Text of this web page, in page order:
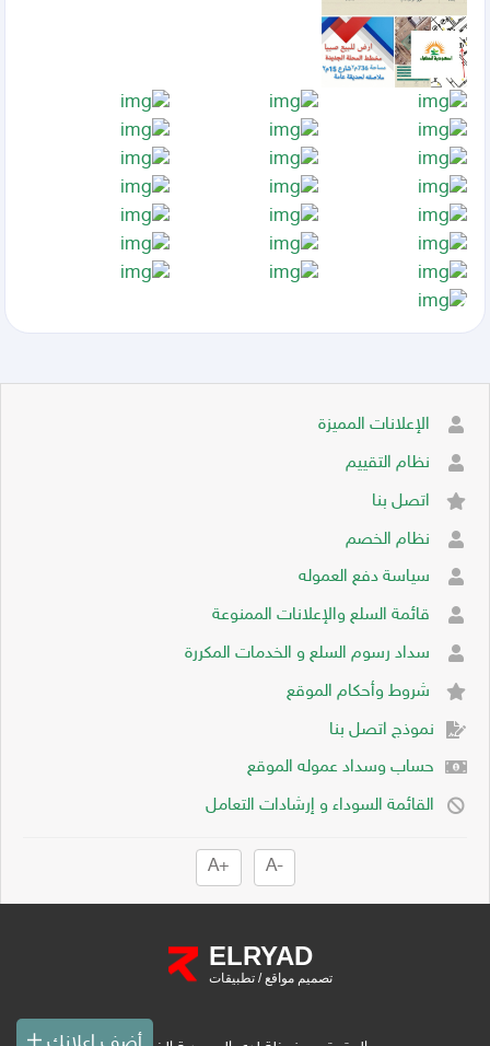
الإعلانات المميزة
نظام التقييم
اتصل بنا
نظام الخصم
سياسة دفع العموله
قائمة السلع والإعلانات الممنوعة
سداد رسوم السلع و الخدمات المكررة
شروط وأحكام الموقع
نموذج اتصل بنا
حساب وسداد عموله الموقع
القائمة السوداء و إرشادات التعامل
-A
+A
ELRYAD
تصميم مواقع/ تطبيقات